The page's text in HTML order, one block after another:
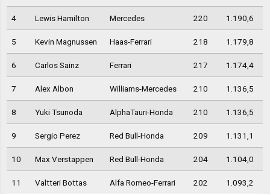
4 Lewis Hamilton Mercedes 220 1.190,6
5 Kevin Magnussen Haas-Ferrari 218 1.179,8
6 Carlos Sainz Ferrari 217 1.174,4
7 Alex Albon Williams-Mercedes 210 1.136,5
8 Yuki Tsunoda AlphaTauri-Honda 210 1.136,5
9 Sergio Perez Red Bull-Honda 209 1.131,1
10 Max Verstappen Red Bull-Honda 204 1.104,0
11 Valtteri Bottas Alfa Romeo-Ferrari 202 1.093,2